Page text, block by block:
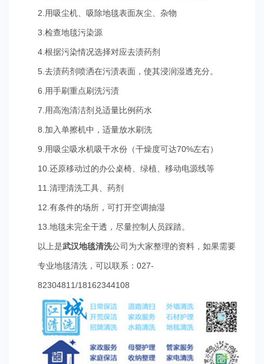
2.用吸尘机、吸除地毯表面灰尘、杂物
3.检查地毯污染源
4.根据污染情况选择对应去渍药剂
5.去渍药剂喷洒在污渍表面，使其浸润湿透充分。
6.用手刷重点刷洗污渍
7.用高泡清洁剂兑适量比例药水
8.加入单擦机中，适量放水刷洗
9.用吸尘吸水机吸干水份（干燥度可达70%左右）
10.还原移动过的办公桌椅、绿植、移动电源线等
11.清理清洗工具、药剂
12.有条件的场所，可打开空调抽湿
13.地毯未完全干透，尽量控制人员踩踏。
以上是武汉地毯清洗公司为大家整理的资料，如果需要
专业地毯清洗，可以联系：027-
82304811/18162344108